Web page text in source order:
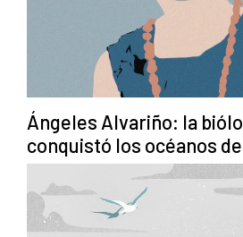
Ángeles Alvariño: la
conquistó los océanos